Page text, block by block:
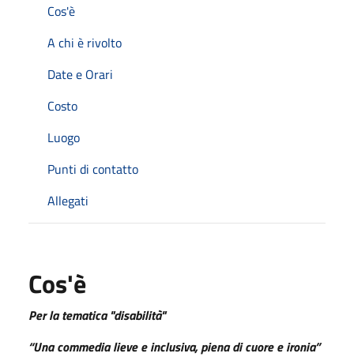
Cos'è
A chi è rivolto
Date e Orari
Costo
Luogo
Punti di contatto
Allegati
Cos'è
Per la tematica "disabilità"
“Una commedia lieve e inclusiva, piena di cuore e ironia”